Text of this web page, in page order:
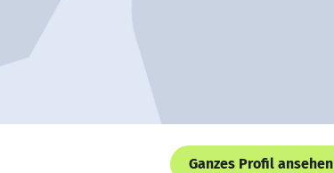
Ganzes Profil ansehen